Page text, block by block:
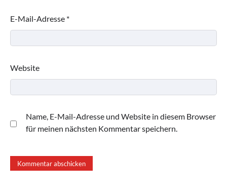
E-Mail-Adresse *
Website
Name, E-Mail-Adresse und Website in diesem Browser
für meinen nächsten Kommentar speichern.